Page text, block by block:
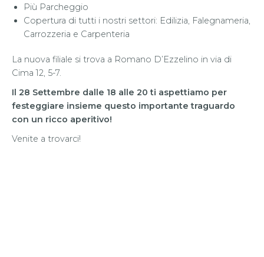
Più Parcheggio
Copertura di tutti i nostri settori: Edilizia, Falegnameria,
Carrozzeria e Carpenteria
La nuova filiale si trova a Romano D’Ezzelino in via di
Cima 12, 5-7.
Il 28 Settembre dalle 18 alle 20 ti aspettiamo per
festeggiare insieme questo importante traguardo
con un ricco aperitivo!
Venite a trovarci!